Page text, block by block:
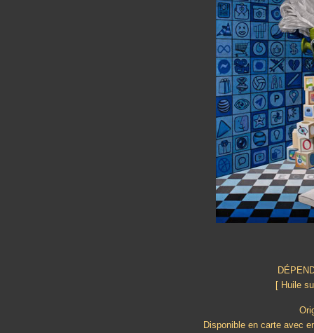
[ Huile
Disponible en carte avec